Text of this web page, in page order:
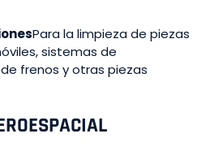
Para la limpieza de piezas
sistemas de
frenos y otras piezas